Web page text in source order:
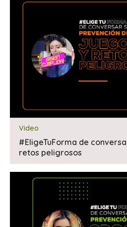
Video
#EligeTuForma de
retos peligrosos